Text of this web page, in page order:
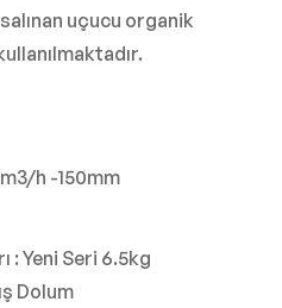
uçucu organik
h -150mm
: Yeni Seri 6.5kg
Dolum